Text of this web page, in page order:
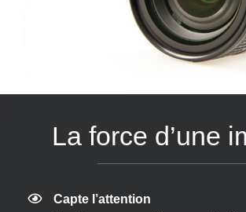
La force d’une
Capte l’attention